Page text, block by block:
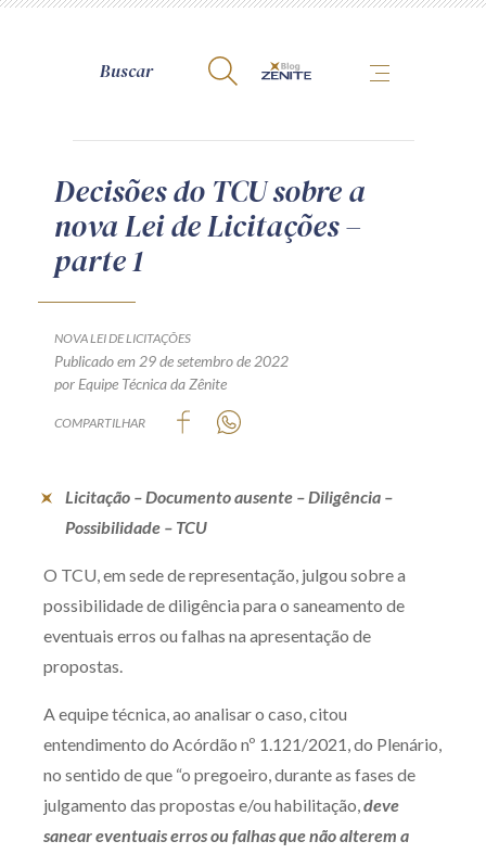
A Zênite
Como publicar conosco
Política de Privacidade
Guia de Direitos dos Titulares de Dados
Encarregado (contato)
Produtos e serviços
Zênite Fácil IA
Zênite Play
Orientação por Escrito
Capacitação
Zênite Online
Eventos presenciais
Decisões do TCU sobre a
nova Lei de Licitações –
parte 1
NOVA LEI DE LICITAÇÕES
Publicado em 29 de setembro de 2022
por Equipe Técnica da Zênite
COMPARTILHAR
Licitação – Documento ausente – Diligência –
Possibilidade – TCU
O TCU, em sede de representação, julgou sobre a
possibilidade de diligência para o saneamento de
eventuais erros ou falhas na apresentação de
propostas.
A equipe técnica, ao analisar o caso, citou
entendimento do Acórdão nº 1.121/2021, do Plenário,
no sentido de que “o pregoeiro, durante as fases de
julgamento das propostas e/ou habilitação,deve
sanear eventuais erros ou falhas que não alterem a